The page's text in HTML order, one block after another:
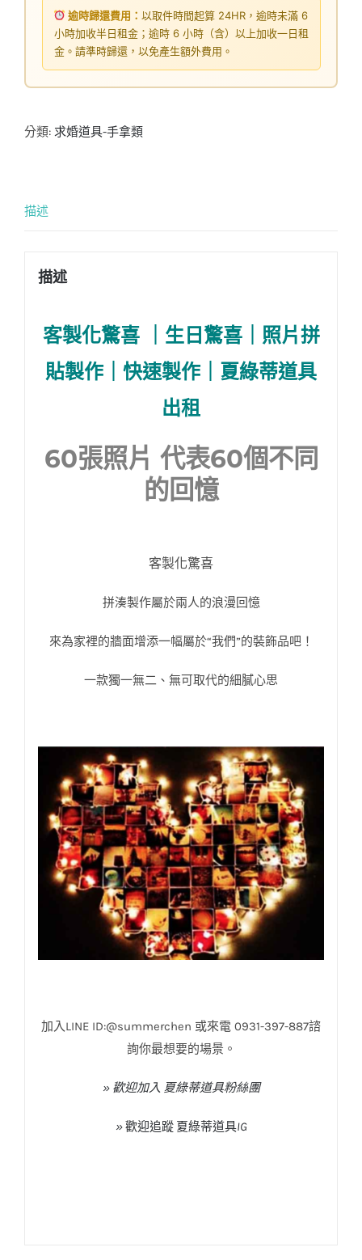
逾時歸還費用：以取件時間起算 24HR，逾時未滿 6
小時加收半日租金；逾時 6 小時（含）以上加收一日租
金。請準時歸還，以免產生額外費用。
分類: 求婚道具-手拿類
描述
描述
客製化驚喜 ｜生日驚喜｜照片拼
貼製作｜快速製作｜夏綠蒂道具
出租
60張照片 代表60個不同
的回憶
客製化驚喜
拼湊製作屬於兩人的浪漫回憶
來為家裡的牆面增添一幅屬於“我們”的裝飾品吧！
一款獨一無二、無可取代的細膩心思
加入LINE ID:@summerchen 或來電 0931-397-887諮
詢你最想要的場景。
» 歡迎加入 夏綠蒂道具粉絲團
»歡迎追蹤 夏綠蒂道具IG